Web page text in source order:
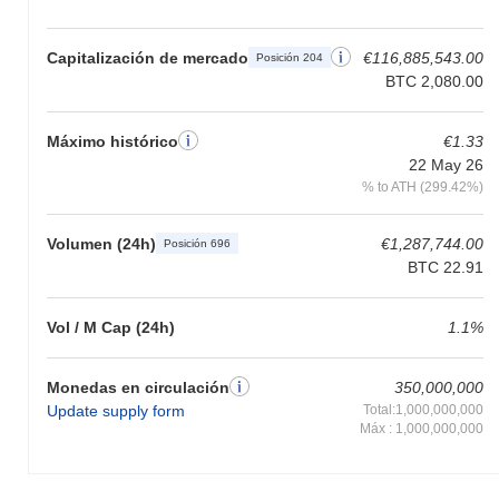
Capitalización de mercado Posición 204
€116,885,543.00
BTC 2,080.00
Máximo histórico
€1.33
22 May 26
% to ATH (299.42%)
Volumen (24h) Posición 696
€1,287,744.00
BTC 22.91
Vol / M Cap (24h) 1.1%
Monedas en circulación
Update supply form
350,000,000
Total:1,000,000,000
Máx : 1,000,000,000